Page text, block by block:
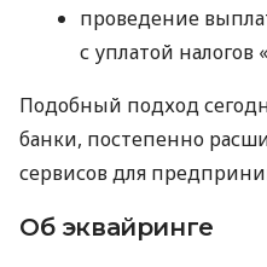
проведение
с уплатой налогов
Подобный подход
банки, постепенно
сервисов для
Об эквайринге